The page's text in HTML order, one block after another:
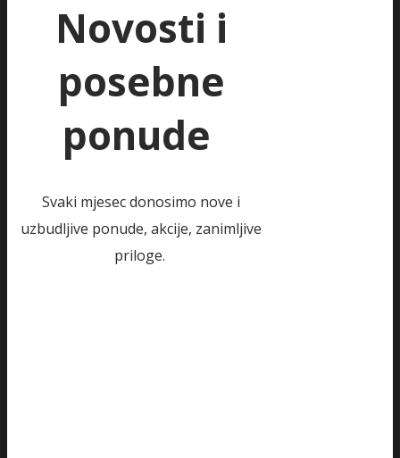
Novosti i
posebne
ponude
Svaki mjesec donosimo nove i
uzbudljive ponude, akcije, zanimljive
priloge.